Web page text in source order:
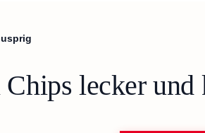
lecker und